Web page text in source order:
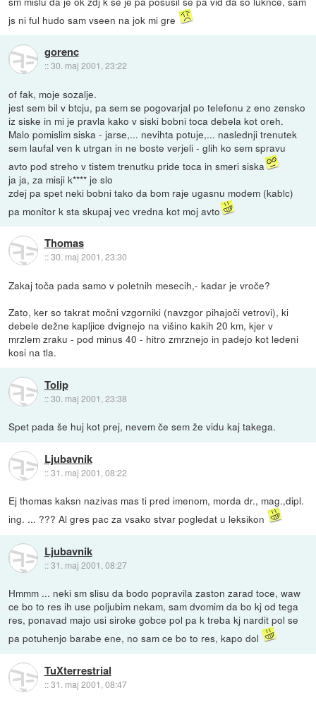
js ni ful hudo sam vseen na jok mi gre
gorenc
::30. maj 2001, 23:22
of fak, moje sozalje.
jest sem bil v btcju, pa sem se pogovarjal po telefonu z eno zensko
iz siske in mi je pravla kako v siski bobni toca debela kot oreh.
Malo pomislim siska - jarse,... nevihta potuje,... naslednji trenutek
sem laufal ven k utrgan in ne boste verjeli - glih ko sem spravu
avto pod streho v tistem trenutku pride toca in smeri siska
ja ja, za misji k**** je slo
zdej pa spet neki bobni tako da bom raje ugasnu modem (kablc)
pa monitor k sta skupaj vec vredna kot moj avto
Thomas
::30. maj 2001, 23:30
Zakaj toča pada samo v poletnih mesecih,- kadar je vroče?
Zato, ker so takrat močni vzgorniki (navzgor pihajoči vetrovi), ki
debele dežne kapljice dvignejo na višino kakih 20 km, kjer v
mrzlem zraku - pod minus 40 - hitro zmrznejo in padejo kot ledeni
kosi na tla.
Tolip
::30. maj 2001, 23:38
Spet pada še huj kot prej, nevem če sem že vidu kaj takega.
Ljubavnik
::31. maj 2001, 08:22
Ej thomas kaksn nazivas mas ti pred imenom, morda dr., mag.,dipl.
ing. ... ??? Al gres pac za vsako stvar pogledat u leksikon
Ljubavnik
::31. maj 2001, 08:27
Hmmm ... neki sm slisu da bodo popravila zaston zarad toce, waw
ce bo to res ih use poljubim nekam, sam dvomim da bo kj od tega
res, ponavad majo usi siroke gobce pol pa k treba kj nardit pol se
pa potuhenjo barabe ene, no sam ce bo to res, kapo dol
TuXterrestrial
::31. maj 2001, 08:47